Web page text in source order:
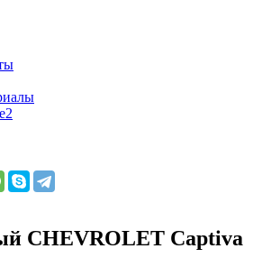
CHEVROLET Captiva